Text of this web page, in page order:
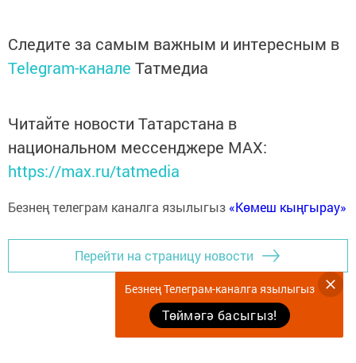
Следите за самым важным и интересным в
Telegram-канале Татмедиа
Читайте новости Татарстана в
национальном мессенджере MАХ:
https://max.ru/tatmedia
Безнең телеграм каналга язылыгыз «Көмеш кыңгырау»
Перейти на страницу новости
Безнең Телеграм-каналга язылыгыз
Төймәгә басыгыз!